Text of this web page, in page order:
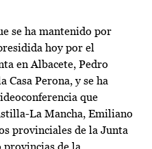
se ha mantenido por
hoy por el
en Albacete, Pedro
Casa Perona, y se ha
que
La Mancha, Emiliano
provinciales de la Junta